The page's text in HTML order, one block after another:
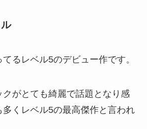
るレベル5のデビュー作です。
クがとても綺麗で話題となり感
くレベル5の最高傑作と言われ